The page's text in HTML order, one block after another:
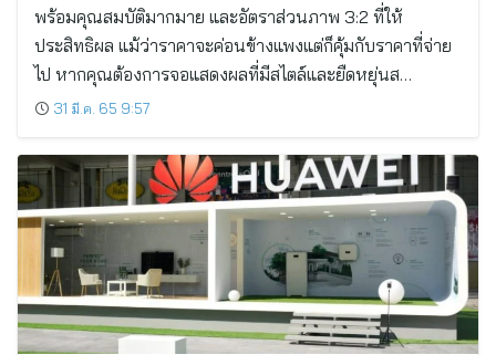
พร้อมคุณสมบัติมากมาย และอัตราส่วนภาพ 3:2 ที่ให้
ประสิทธิผล แม้ว่าราคาจะค่อนข้างแพงแต่ก็คุ้มกับราคาที่จ่าย
ไป หากคุณต้องการจอแสดงผลที่มีสไตล์และยืดหยุ่นส…
31 มี.ค. 65 9:57